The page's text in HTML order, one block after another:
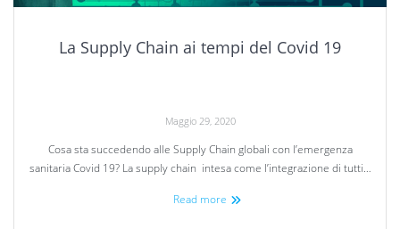
La Supply Chain ai tempi del Covid 19
Maggio 29, 2020
Cosa sta succedendo alle Supply Chain globali con l’emergenza
sanitaria Covid 19? La supply chain intesa come l’integrazione di tutti…
Read more